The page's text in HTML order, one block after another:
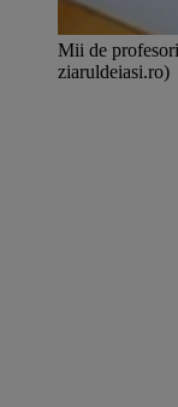
Mii de
ziaruldeiasi.ro)